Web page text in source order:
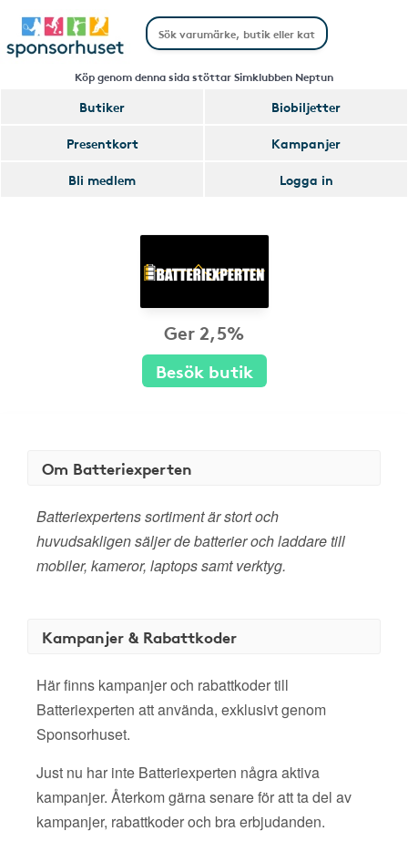
Köp genom denna sida stöttar Simklubben Neptun
Butiker
Biobiljetter
Presentkort
Kampanjer
Bli medlem
Logga in
Ger 2,5%
Besök butik
Om Batteriexperten
Batteriexpertens sortiment är stort och
huvudsakligen säljer de batterier och laddare till
mobiler, kameror, laptops samt verktyg.
Kampanjer & Rabattkoder
Här finns kampanjer och rabattkoder till
Batteriexperten att använda, exklusivt genom
Sponsorhuset.
Just nu har inte Batteriexperten några aktiva
kampanjer. Återkom gärna senare för att ta del av
kampanjer, rabattkoder och bra erbjudanden.